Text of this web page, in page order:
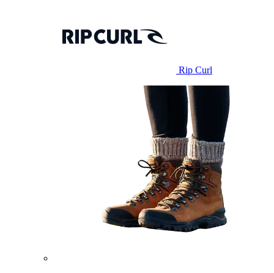
Rip Curl